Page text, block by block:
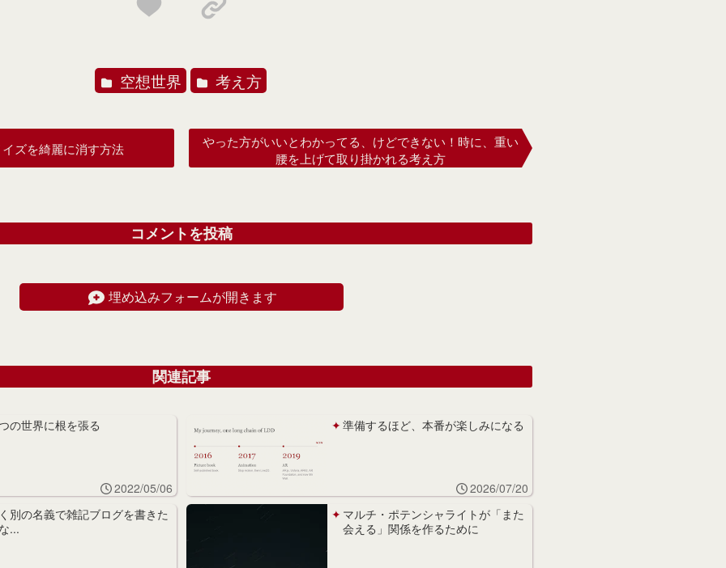
空想世界 考え方
ズを綺麗に消す方法
やった方がいいとわかってる、けどできない！時に、重い
腰を上げて取り掛かれる考え方
コメントを投稿
埋め込みフォームが開きます
関連記事
の世界に根を張る
2022/05/06
準備するほど、本番が楽しみになる
2026/07/20
別の名義で雑記ブログを書きた
...
マルチ・ポテンシャライトが「また
会える」関係を作るために